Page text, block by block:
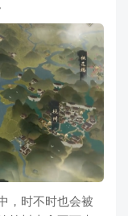
，时不时也会被